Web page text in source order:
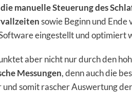
manuelle Steuerung des
sowie Beginn und Ende
eingestellt und optimiert
aber nicht nur durch den
Messungen, denn auch die
somit rascher Auswertung